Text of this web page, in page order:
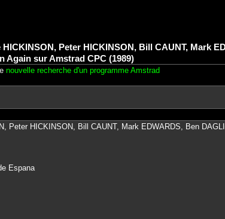
Peter HICKINSON, Bill CAUNT, Mark
Again sur Amstrad CPC (1989)
nouvelle recherche d'un programme Amstrad
Peter HICKINSON, Bill CAUNT, Mark EDWARDS, Ben
Espana